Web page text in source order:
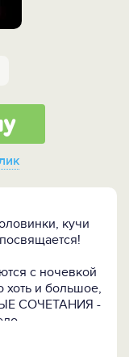
кучи
с ночевкой
хоть и большое,
СОЧЕТАНИЯ -